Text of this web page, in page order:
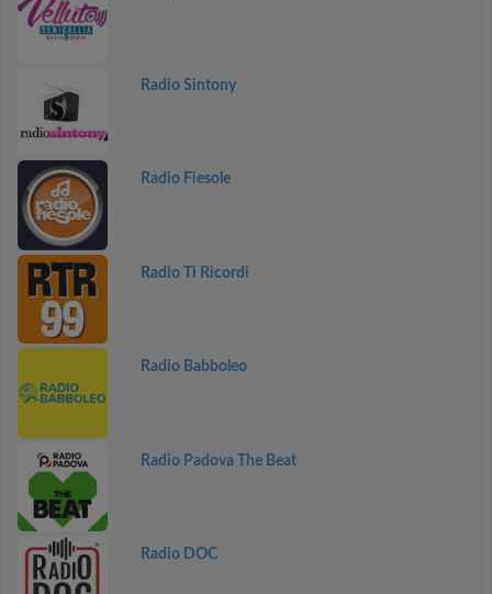
Radio Sintony
Radio Fiesole
Radio Ti Ricordi
Radio Babboleo
Radio Padova The Beat
Radio DOC